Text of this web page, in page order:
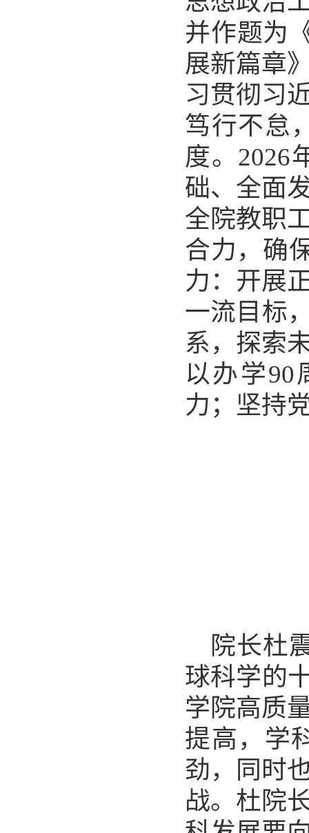
并作题为
展新篇章
习贯彻习
笃行不怠
度。 2026
础、全面
全院教职
合力，确
力：开展
一流目标
系，探索
以办学90
力；坚持
院长杜
球科学的
学院高质
提高，学
劲，同时
战。 杜院